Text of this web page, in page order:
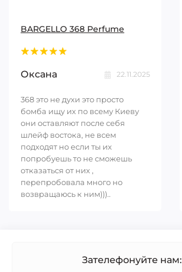
BARGELLO 368 Perfume
Оксана 22.11.2025
368 это не духи это просто
бомба ищу их по всему Киеву
они оставляют после себя
шлейф востока, не всем
подходят но если ты их
попробуешь то не сможешь
отказаться от них ,
перепробовала много но
возвращаюсь к ним)))..
Зателефонуйте нам: